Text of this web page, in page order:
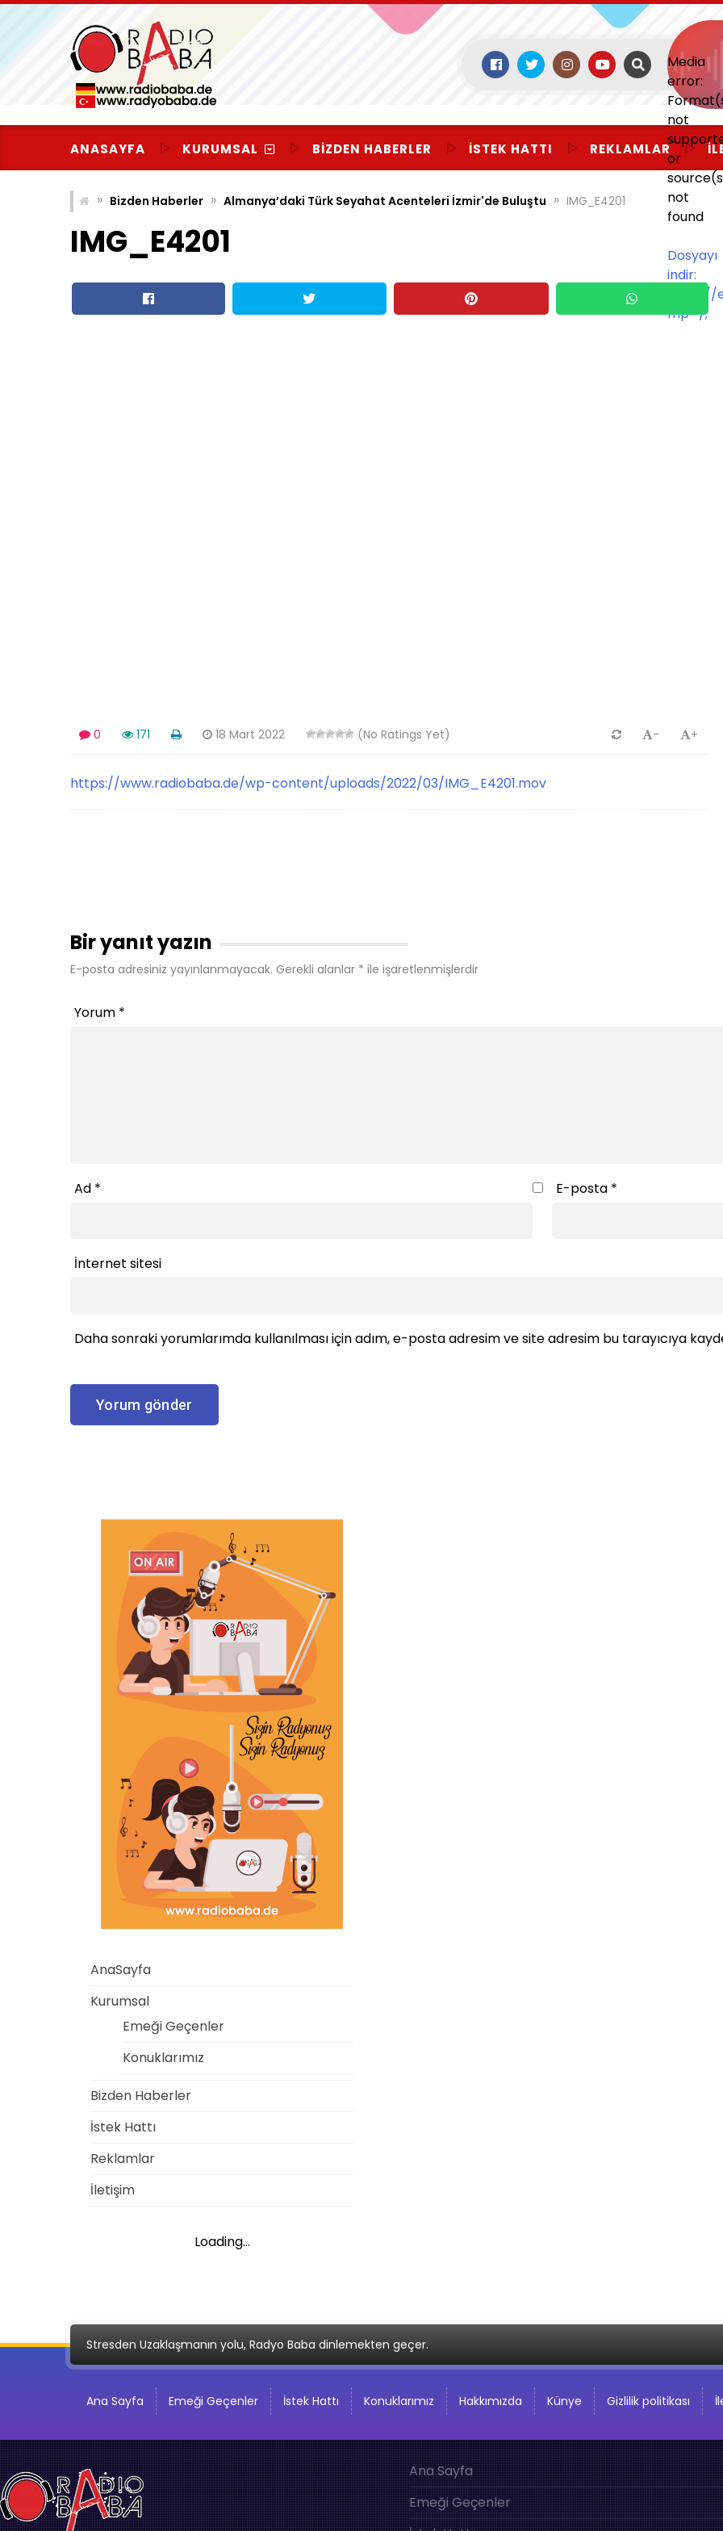
Skip
content
Media
error:
not
or
not
found
Dosyayı
indir:
mp=/;
ANASAYFA KURUMSAL BIZDEN HABERLER İSTEK HATTI REKLAMLAR
» Bizden Haberler » Almanya’daki Türk Seyahat Acenteleri İzmir'de Buluştu » IMG_E4201
IMG_E4201
0 171 18 Mart 2022 (No Ratings Yet) +
-
https://www.radiobaba.de/wp-content/uploads/2022/03/IMG_E4201.mov
Bir yanıt yazın
E-posta adresiniz yayınlanmayacak. Gerekli alanlar * ile işaretlenmişlerdir
Yorum *
Ad * E-posta *
İnternet sitesi
Daha sonraki yorumlarımda kullanılması için adım, e-posta adresim ve site adresim bu tarayıcıya
AnaSayfa
Kurumsal
Emeği Geçenler
Konuklarımız
Bizden Haberler
İstek Hattı
Reklamlar
İletişim
Loading...
Stresden Uzaklaşmanın yolu, Radyo Baba dinlemekten geçer.
Ana Sayfa Emeği Geçenler İstek Hattı Konuklarımız Hakkımızda Künye Gizlilik politikası
Ana Sayfa
Emeği Geçenler